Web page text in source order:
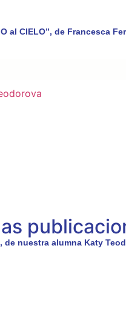
al CIELO”, de Francesca
de nuestra alumna Katy